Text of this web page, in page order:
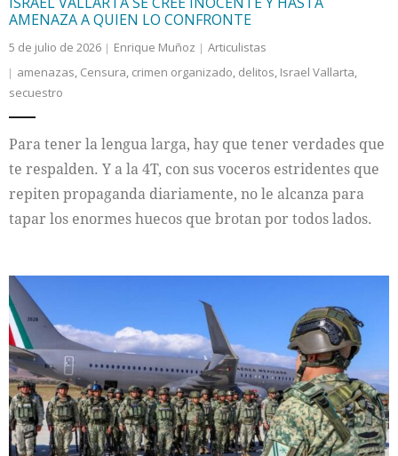
AMENAZA A QUIEN LO CONFRONTE
5 de julio de 2026 Enrique Muñoz
Articulistas
amenazas, Censura, crimen organizado, delitos, Israel Vallarta,
secuestro
Para tener la lengua larga, hay que tener verdades que
te respalden. Y a la 4T, con sus voceros estridentes que
repiten propaganda diariamente, no le alcanza para
tapar los enormes huecos que brotan por todos lados.